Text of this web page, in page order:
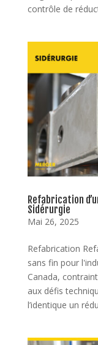
contrôle de
Refabrication
Sidérurgie
Mai 26, 2025
Refabrication
sans fin pour
Canada,
aux défis
l’identique un